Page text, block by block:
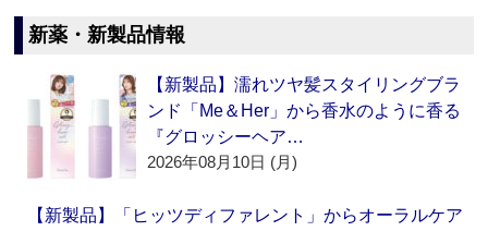
新薬・新製品情報
【新製品】濡れツヤ髪スタイリングブラ
ンド「Me＆Her」から香水のように香る
『グロッシーヘア…
2026年08月10日 (月)
【新製品】「ヒッツディファレント」からオーラルケア